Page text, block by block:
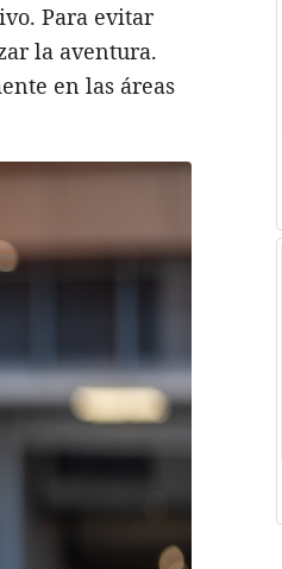
Para evitar
la aventura.
en las áreas